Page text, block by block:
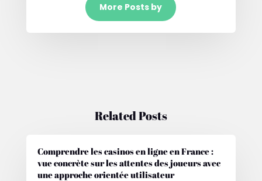
More Posts by
Related Posts
Comprendre les casinos en ligne en France :
vue concrète sur les attentes des joueurs avec
une approche orientée utilisateur